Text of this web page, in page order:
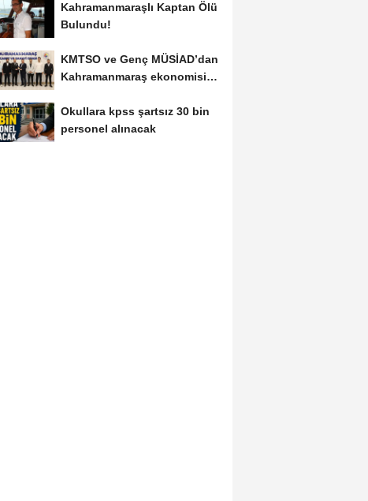
Kahramanmaraşlı Kaptan Ölü
Bulundu!
KMTSO ve Genç MÜSİAD’dan
Kahramanmaraş ekonomisi
Okullara kpss şartsız 30 bin
personel alınacak